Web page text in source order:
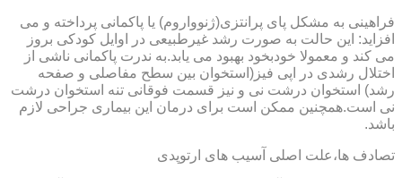
فراهینی به مشکل پای پرانتزی(ژنوواروم) یا پاکمانی پرداخته و می
افزاید: این حالت به صورت رشد غیرطبیعی در اوایل کودکی بروز
می کند و معمولا خودبخود بهبود می یابد.به ندرت پاکمانی ناشی از
اختلال رشدی در اپی فیز(استخوان بین سطح مفاصلی و صفحه
رشد) استخوان درشت نی و نیز قسمت فوقانی تنه استخوان درشت
نی است.همچنین ممکن است برای درمان این بیماری جراحی لازم
باشد.
تصادف ها،علت اصلی آسیب های ارتوپدی